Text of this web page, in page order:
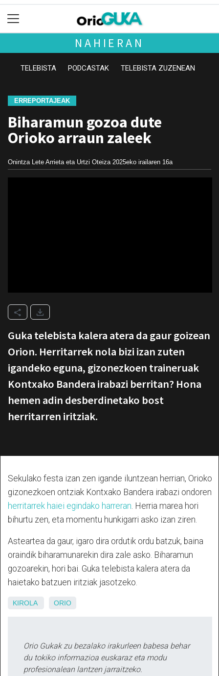
NAHIERAN
TELEBISTA PODCASTAK TELEBISTA ZUZENEAN
ERREPORTAJEAK
Biharamun gozoa dute
Orioko arraun zaleek
Onintza Lete Arrieta eta Urtzi Oteiza 2025eko irailaren 16a
Guka telebista kalera atera da gaur goizean
Orion. Herritarrek nola bizi izan zuten
igandeko eguna, gizonezkoen traineruak
Kontxako Bandera irabazi berritan? Hona
hemen adin desberdinetako bost
herritarren iritziak.
Sekulako festa izan zen igande iluntzean herrian, Orioko
gizonezkoen ontziak Kontxako Bandera irabazi ondoren
herritarrek haiei egindako harreran. Herria marea hori
bihurtu zen, eta momentu hunkigarri asko izan ziren.
Asteartea da gaur, igaro dira ordutik ordu batzuk, baina
oraindik biharamunarekin dira zale asko. Biharamun
gozoarekin, hori bai. Guka telebista kalera atera da
haietako batzuen iritziak jasotzeko.
KIROLA ORIO
Orio Gukak zu bezalako irakurleen babesa behar
du tokiko informazioa euskaraz eta modu
profesionalean lantzen jarraitzeko.